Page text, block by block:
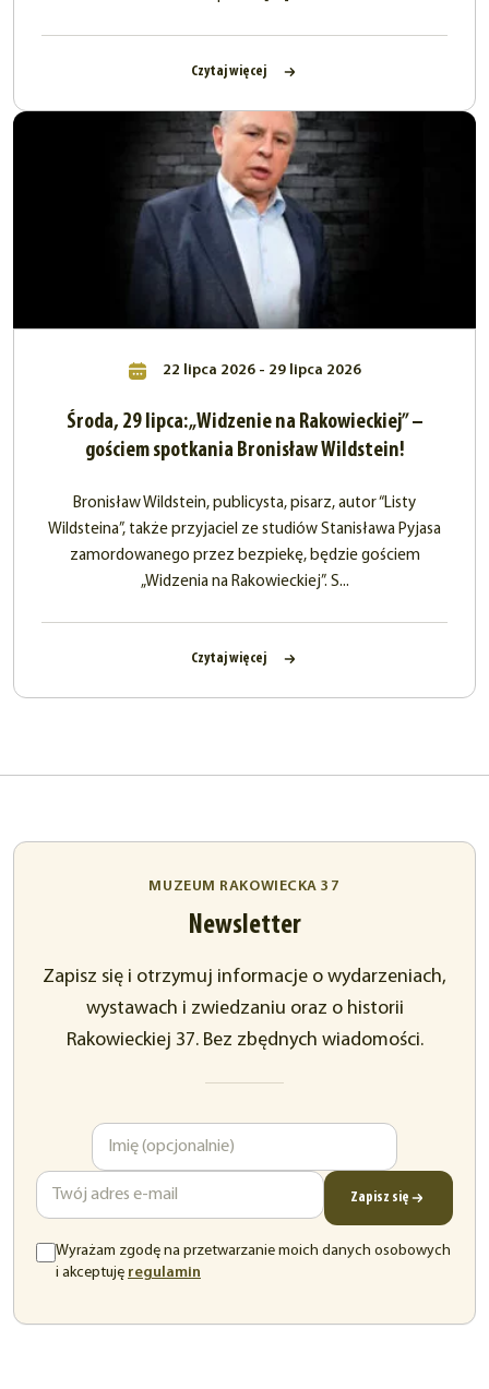
Czytaj więcej
22 lipca 2026 - 29 lipca 2026
Środa, 29 lipca: „Widzenie na Rakowieckiej” –
gościem spotkania Bronisław Wildstein!
Bronisław Wildstein, publicysta, pisarz, autor “Listy
Wildsteina”, także przyjaciel ze studiów Stanisława Pyjasa
zamordowanego przez bezpiekę, będzie gościem
„Widzenia na Rakowieckiej”. S...
Czytaj więcej
MUZEUM RAKOWIECKA 37
Newsletter
Zapisz się i otrzymuj informacje o wydarzeniach,
wystawach i zwiedzaniu oraz o historii
Rakowieckiej 37. Bez zbędnych wiadomości.
Zapisz się
Wyrażam zgodę na przetwarzanie moich danych osobowych
i akceptuję regulamin